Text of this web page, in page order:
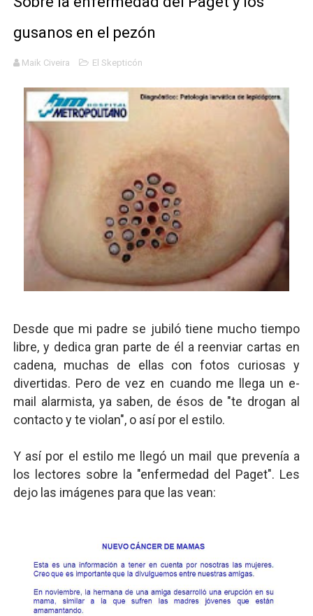
La falacia etimológica
Mario: La epopeya del fontanero - Parte II
gusanos en el pezón
Maik Civeira El Skepticón
Desde que mi padre se jubiló tiene mucho tiempo
libre, y dedica gran parte de él a reenviar cartas en
cadena, muchas de ellas con fotos curiosas y
divertidas. Pero de vez en cuando me llega un e-
mail alarmista, ya saben, de ésos de "te drogan al
contacto y te violan", o así por el estilo.
Y así por el estilo me llegó un mail que prevenía a
los lectores sobre la "enfermedad del Paget". Les
dejo las imágenes para que las vean: